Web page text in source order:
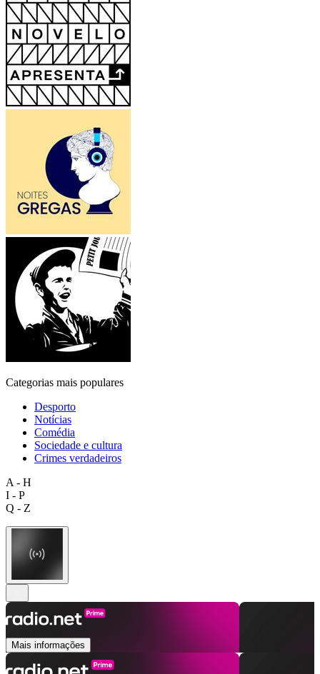
Categorias mais populares
Desporto
Notícias
Comédia
Sociedade e cultura
Crimes verdadeiros
A - H
I - P
Q - Z
Mais informações